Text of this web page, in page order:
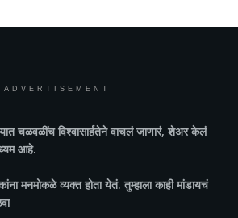
ADVERTISEMENT
चळवळींच विश्वासार्हतेने वाचलं जाणारं, शेअर केलं
आहे.
मनमोकळे व्यक्त होता येतं. तुम्हाला काही मांडायचं